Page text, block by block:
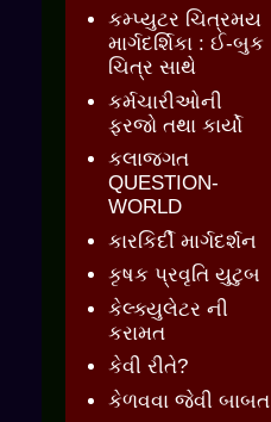
કમ્પ્યુટર ચિત્રમય
માર્ગદર્શિકા : ઈ-બુક
ચિત્ર સાથે
કર્મચારીઓની
ફરજો તથા કાર્યો
કલાજગત
QUESTION-
WORLD
કારકિર્દી માર્ગદર્શન
કૃષક પ્રવૃતિ યુટુબ
કેલ્ક્યુલેટર ની
કરામત
કેવી રીતે?
કેળવવા જેવી બાબત